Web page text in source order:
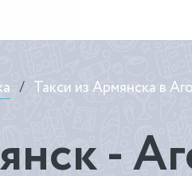
/ Такси из Армянска в
-